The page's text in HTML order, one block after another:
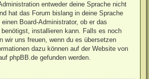
entweder deine Sprache nicht
hat das Forum bislang in deine Sprache
Board-Administrator, ob er das
installieren kann. Falls es noch
wir uns freuen, wenn du es übersetzen
dazu können auf der Website von
phpBB.de gefunden werden.